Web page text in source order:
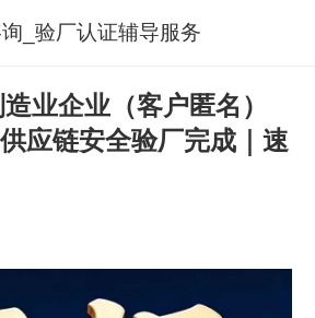
_验厂认证辅导服务
业企业（客户匿名）
应链安全验厂完成｜速